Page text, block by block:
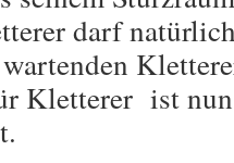
darf
Kletterer ist